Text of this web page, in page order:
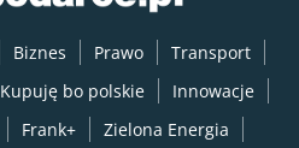
Biznes Prawo
Transport
Kupuję bo polskie
Innowacje
Frank+ Zielona Energia